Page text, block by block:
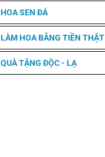
HOA SEN ĐÁ
LÀM HOA BẰNG TIỀN THẬT
QUÀ TẶNG ĐỘC - LẠ